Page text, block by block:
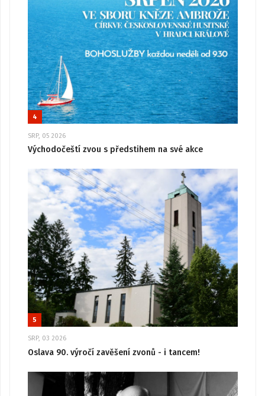
4
SRP, 05 2026
Východočeští zvou s předstihem na své akce
5
SRP, 03 2026
Oslava 90. výročí zavěšení zvonů - i tancem!